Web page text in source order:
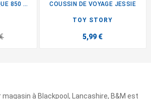
BOUTEILLE PLASTIQUE 850 ML COUSSIN DE VOYAGE JESSIE
TOY STORY
5,99 €
magasin à Blackpool, Lancashire, B&M est